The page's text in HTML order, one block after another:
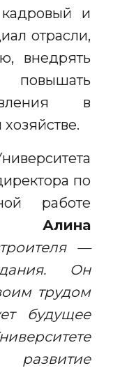
и
отрасли,
внедрять
в
по
работе
Алина
—
Он
трудом
будущее